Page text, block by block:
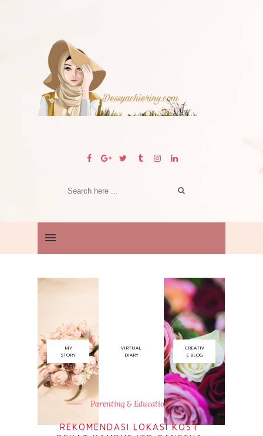
MY
STORY
VIRTUAL
DIARY
CREATIV
E BLOG
Parenting & Education
REKOMENDASI LOKASI KOST